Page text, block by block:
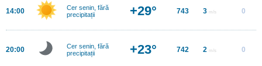
14:00
Cer senin, fără
precipitații
+29° 743 3 m/s 0
20:00
Cer senin, fără
precipitații
+23° 742 2 m/s 0